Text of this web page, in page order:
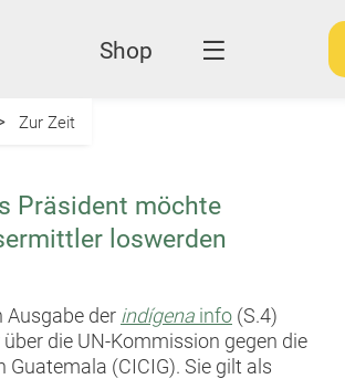
Shop
Zur Zeit
Präsident möchte
loswerden
Ausgabe der indígena info (S.4)
die UN-Kommission gegen die
Guatemala (CICIG). Sie gilt als